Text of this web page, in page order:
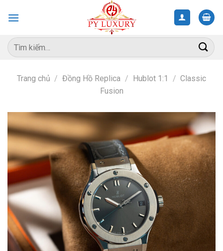
Tìm
kiếm:
Trang chủ / Đồng Hồ Replica / Hublot 1:1 / Classic
Fusion